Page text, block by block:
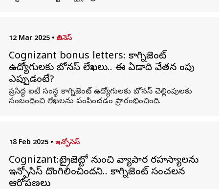
12 Mar 2025 • బిజినెస్
Cognizant bonus letters: కాగ్నిజెంట్
ఉద్యోగులకు బోనస్ లేఖలు.. ఈ ఏడాది వేతన పెంపు
ఎప్పుడంటే?
ప్రసిద్ధ ఐటీ సంస్థ కాగ్నిజెంట్‌ ఉద్యోగులకు బోనస్‌ చెల్లింపులకు
సంబంధించి లేఖలను పంపించడం ప్రారంభించింది.
18 Feb 2025 • ఇన్ఫోసిస్
Cognizant:ట్రైజెట్టో నుంచి వ్యాపార రహస్యాలను
ఇన్ఫోసిస్‌ దొంగిలించిందని.. కాగ్నిజెంట్‌ సంచలన
ఆరోపణలు